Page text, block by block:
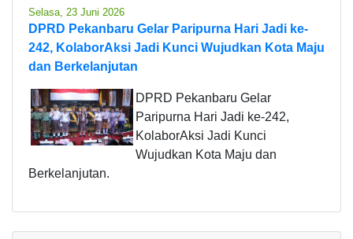
Selasa, 23 Juni 2026
DPRD Pekanbaru Gelar Paripurna Hari Jadi ke-
242, KolaborAksi Jadi Kunci Wujudkan Kota Maju
dan Berkelanjutan
DPRD Pekanbaru Gelar
Paripurna Hari Jadi ke-242,
KolaborAksi Jadi Kunci
Wujudkan Kota Maju dan
Berkelanjutan.